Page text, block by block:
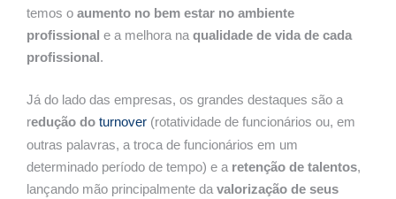
temos o aumento no bem estar no ambiente
profissional e a melhora naqualidade de vida de cada
profissional.
Já do lado das empresas, os grandes destaques são a
redução do turnover (rotatividade de funcionários ou, em
outras palavras, a troca de funcionários em um
determinado período de tempo) e a retenção de talentos,
lançando mão principalmente da valorização de seus